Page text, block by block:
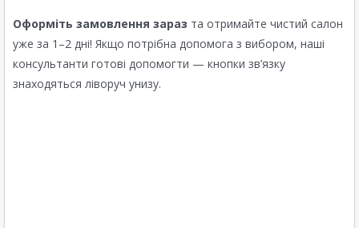
Оформіть замовлення зараз та отримайте чистий салон
уже за 1–2 дні! Якщо потрібна допомога з вибором, наші
консультанти готові допомогти — кнопки зв’язку
знаходяться ліворуч унизу.